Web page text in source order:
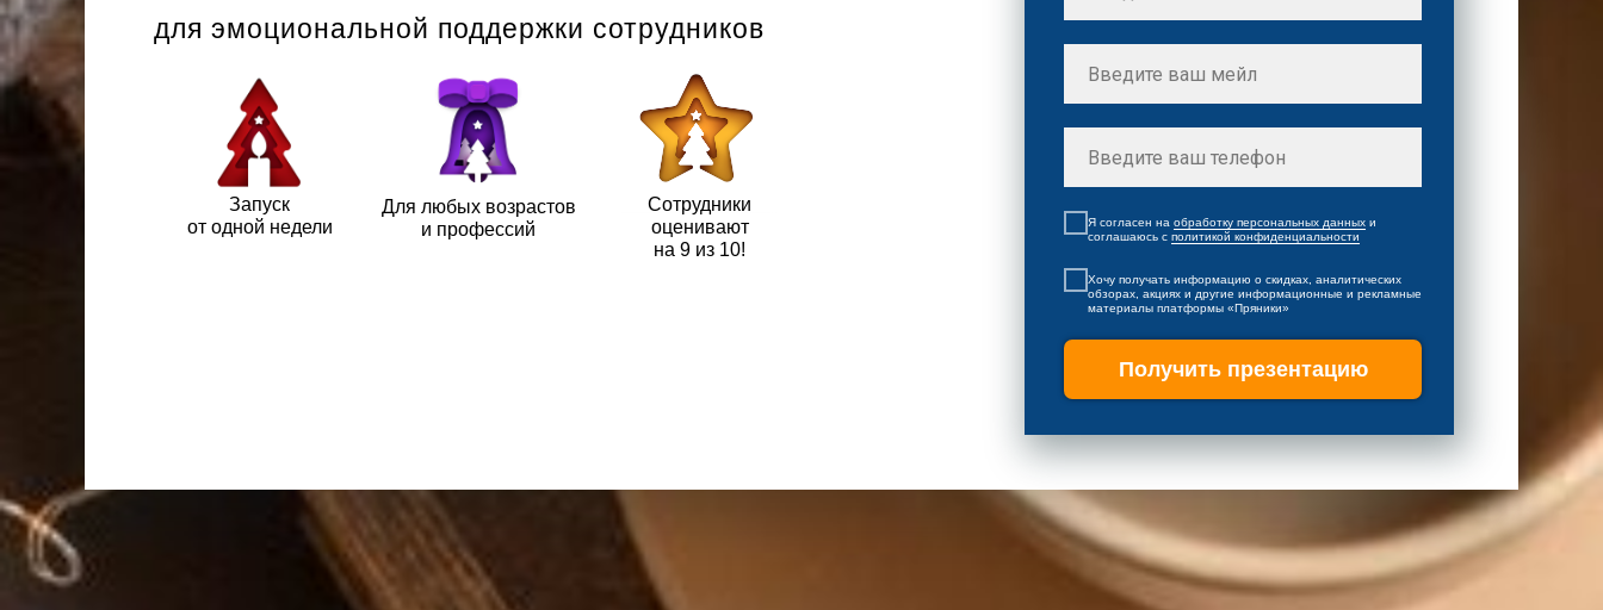
Запуск
от одной недели
Для любых возрастов
и профессий
Сотрудники
оценивают
на 9 из 10!
для эмоциональной поддержки сотрудников
Я согласен на обработку персональных данных и
соглашаюсь c политикой конфиденциальности
Хочу получать информацию о скидках, аналитических
обзорах, акциях и другие информационные и рекламные
материалы платформы «Пряники»
Получить презентацию